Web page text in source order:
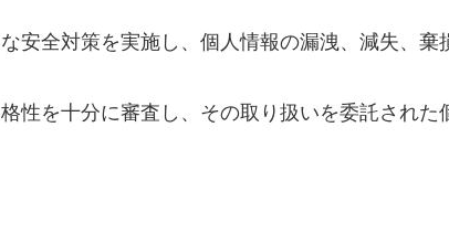
全対策を実施し、個人情報の漏洩、減失、棄
性を十分に審査し、その取り扱いを委託され